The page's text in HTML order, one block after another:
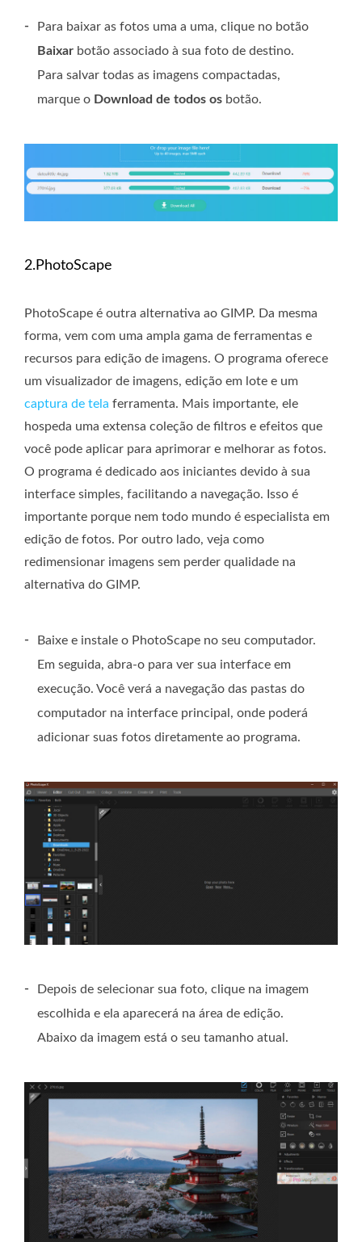
-
Para baixar as fotos uma a uma, clique no botão
Baixar botão associado à sua foto de destino.
Para salvar todas as imagens compactadas,
marque o Download de todos os botão.
2.PhotoScape
PhotoScape é outra alternativa ao GIMP. Da mesma
forma, vem com uma ampla gama de ferramentas e
recursos para edição de imagens. O programa oferece
um visualizador de imagens, edição em lote e um
captura de tela ferramenta. Mais importante, ele
hospeda uma extensa coleção de filtros e efeitos que
você pode aplicar para aprimorar e melhorar as fotos.
O programa é dedicado aos iniciantes devido à sua
interface simples, facilitando a navegação. Isso é
importante porque nem todo mundo é especialista em
edição de fotos. Por outro lado, veja como
redimensionar imagens sem perder qualidade na
alternativa do GIMP.
-
Baixe e instale o PhotoScape no seu computador.
Em seguida, abra-o para ver sua interface em
execução. Você verá a navegação das pastas do
computador na interface principal, onde poderá
adicionar suas fotos diretamente ao programa.
-
Depois de selecionar sua foto, clique na imagem
escolhida e ela aparecerá na área de edição.
Abaixo da imagem está o seu tamanho atual.